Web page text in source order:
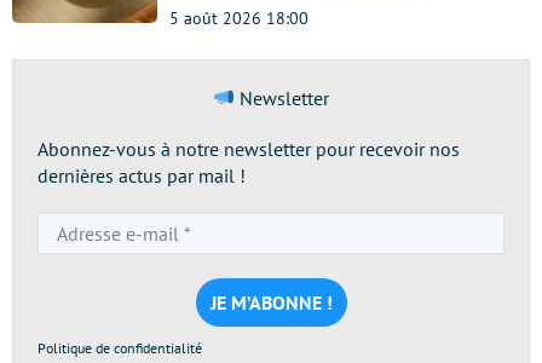
5 août 2026 18:00
Newsletter
Abonnez-vous à notre newsletter pour recevoir nos
dernières actus par mail !
e-
mail
*
Politique de confidentialité